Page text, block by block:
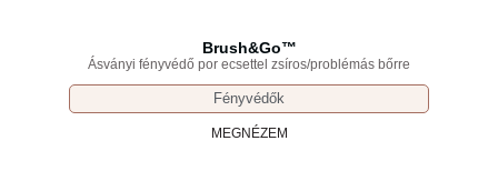
Brush&Go™
Ásványi fényvédő por ecsettel zsíros/problémás bőrre
Fényvédők
MEGNÉZEM